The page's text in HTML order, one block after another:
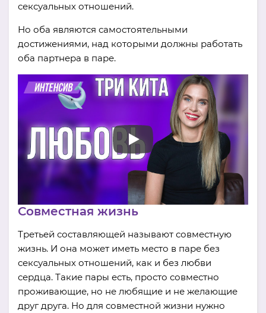
сексуальных отношений.
Но оба являются самостоятельными
достижениями, над которыми должны работать
оба партнера в паре.
Совместная жизнь
Третьей составляющей называют совместную
жизнь. И она может иметь место в паре без
сексуальных отношений, как и без любви
сердца. Такие пары есть, просто совместно
проживающие, но не любящие и не желающие
друг друга. Но для совместной жизни нужно